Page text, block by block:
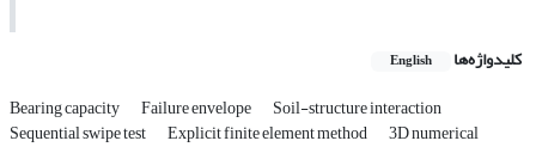
کلیدواژه‌ها English
Bearing capacity Failure envelope Soil-structure interaction
Sequential swipe test Explicit finite element method 3D numerical